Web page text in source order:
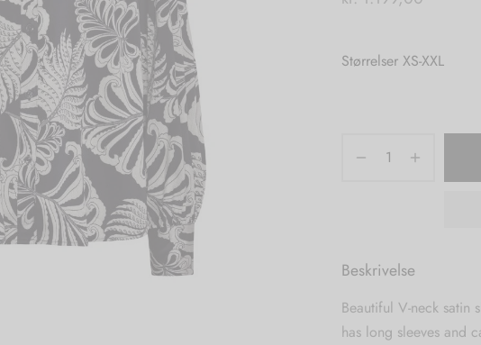
Størrelser XS-XXL
Beskrivelse
Beautiful V-neck satin
has long sleeves and